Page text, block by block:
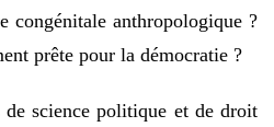
congénitale anthropologique ?
prête pour la démocratie ?
science politique et de droit